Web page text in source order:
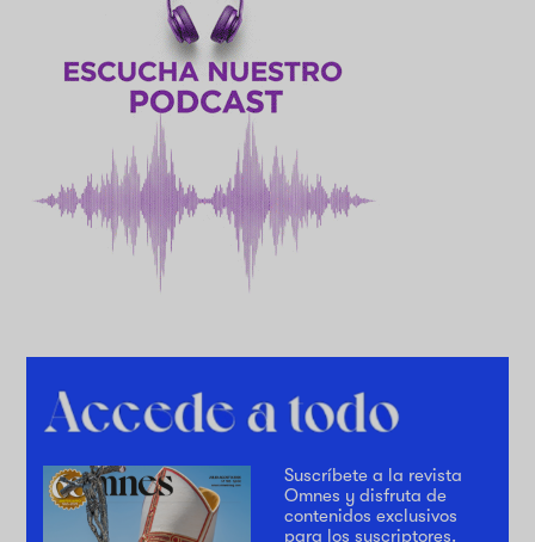
Suscríbete a la revista
Omnes y disfruta de
contenidos exclusivos
para los suscriptores.